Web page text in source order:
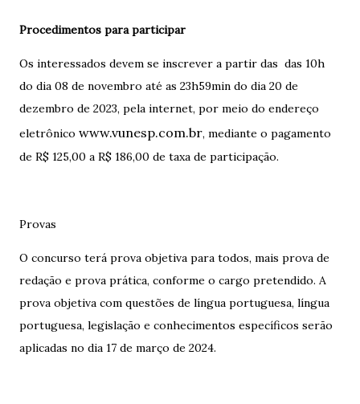
Procedimentos para participar
Os interessados devem se inscrever a partir das das 10h
do dia 08 de novembro até as 23h59min do dia 20 de
dezembro de 2023, pela internet, por meio do endereço
eletrônico www.vunesp.com.br, mediante o pagamento
de R$ 125,00 a R$ 186,00 de taxa de participação.
Provas
O concurso terá prova objetiva para todos, mais prova de
redação e prova prática, conforme o cargo pretendido. A
prova objetiva com questões de língua portuguesa, língua
portuguesa, legislação e conhecimentos específicos serão
aplicadas no dia 17 de março de 2024.